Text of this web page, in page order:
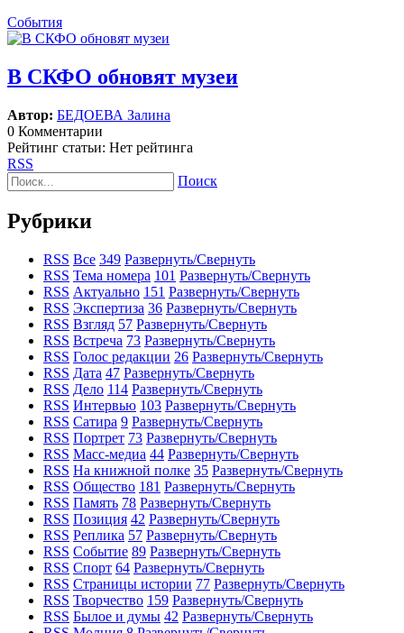
События
В СКФО обновят музеи
Автор: БЕДОЕВА Залина
0 Комментарии
Рейтинг статьи: Нет рейтинга
RSS
Поиск
Рубрики
RSS Все 349 Развернуть/Свернуть
RSS Тема номера 101 Развернуть/Свернуть
RSS Актуально 151 Развернуть/Свернуть
RSS Экспертиза 36 Развернуть/Свернуть
RSS Взгляд 57 Развернуть/Свернуть
RSS Встреча 73 Развернуть/Свернуть
RSS Голос редакции 26 Развернуть/Свернуть
RSS Дата 47 Развернуть/Свернуть
RSS Дело 114 Развернуть/Свернуть
RSS Интервью 103 Развернуть/Свернуть
RSS Сатира 9 Развернуть/Свернуть
RSS Портрет 73 Развернуть/Свернуть
RSS Масс-медиа 44 Развернуть/Свернуть
RSS На книжной полке 35 Развернуть/Свернуть
RSS Общество 181 Развернуть/Свернуть
RSS Память 78 Развернуть/Свернуть
RSS Позиция 42 Развернуть/Свернуть
RSS Реплика 57 Развернуть/Свернуть
RSS Событие 89 Развернуть/Свернуть
RSS Спорт 64 Развернуть/Свернуть
RSS Страницы истории 77 Развернуть/Свернуть
RSS Творчество 159 Развернуть/Свернуть
RSS Былое и думы 42 Развернуть/Свернуть